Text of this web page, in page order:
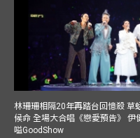
林珊珊相隔20年再踏台回憶殺 草
候命 全場大合唱《戀愛預告》 伊
嗌GoodShow